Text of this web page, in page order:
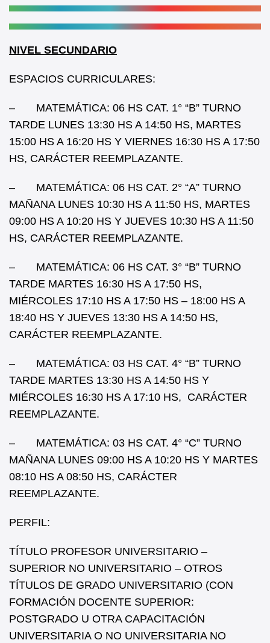
NIVEL SECUNDARIO
ESPACIOS CURRICULARES:
– MATEMÁTICA: 06 HS CAT. 1° “B” TURNO
TARDE LUNES 13:30 HS A 14:50 HS, MARTES
15:00 HS A 16:20 HS Y VIERNES 16:30 HS A 17:50
HS, CARÁCTER REEMPLAZANTE.
– MATEMÁTICA: 06 HS CAT. 2° “A” TURNO
MAÑANA LUNES 10:30 HS A 11:50 HS, MARTES
09:00 HS A 10:20 HS Y JUEVES 10:30 HS A 11:50
HS, CARÁCTER REEMPLAZANTE.
– MATEMÁTICA: 06 HS CAT. 3° “B” TURNO
TARDE MARTES 16:30 HS A 17:50 HS,
MIÉRCOLES 17:10 HS A 17:50 HS – 18:00 HS A
18:40 HS Y JUEVES 13:30 HS A 14:50 HS,
CARÁCTER REEMPLAZANTE.
– MATEMÁTICA: 03 HS CAT. 4° “B” TURNO
TARDE MARTES 13:30 HS A 14:50 HS Y
MIÉRCOLES 16:30 HS A 17:10 HS, CARÁCTER
REEMPLAZANTE.
– MATEMÁTICA: 03 HS CAT. 4° “C” TURNO
MAÑANA LUNES 09:00 HS A 10:20 HS Y MARTES
08:10 HS A 08:50 HS, CARÁCTER
REEMPLAZANTE.
PERFIL:
TÍTULO PROFESOR UNIVERSITARIO –
SUPERIOR NO UNIVERSITARIO – OTROS
TÍTULOS DE GRADO UNIVERSITARIO (CON
FORMACIÓN DOCENTE SUPERIOR:
POSTGRADO U OTRA CAPACITACIÓN
UNIVERSITARIA O NO UNIVERSITARIA NO